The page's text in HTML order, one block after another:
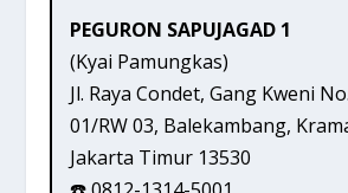
PEGURON SAPUJAGAD 1
(Kyai Pamungkas)
Jl. Raya Condet, Gang Kweni
01/RW 03, Balekambang,
Jakarta Timur 13530